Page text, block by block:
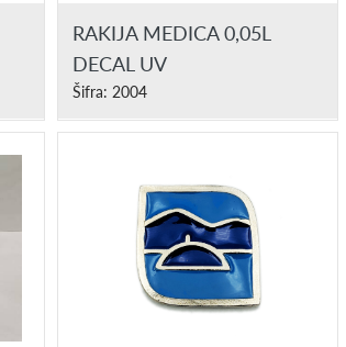
RAKIJA MEDICA 0,05L
DECAL UV
Šifra: 2004